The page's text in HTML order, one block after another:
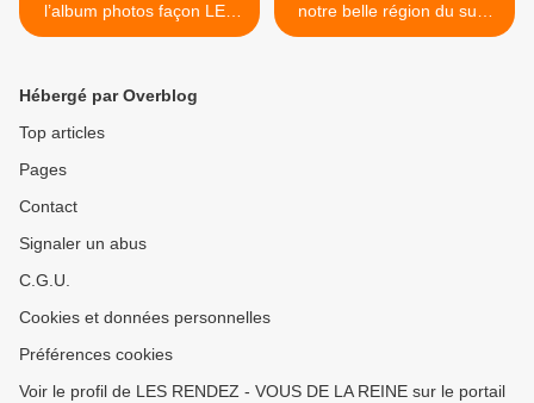
l’album photos façon LES
RENDEZ-VOUS DE LA
notre belle région du sud,
un Taxi Londonien ... >
Hébergé par Overblog
Top articles
Pages
Contact
Signaler un abus
C.G.U.
Cookies et données personnelles
Préférences cookies
Voir le profil de LES RENDEZ - VOUS DE LA REINE sur le portail